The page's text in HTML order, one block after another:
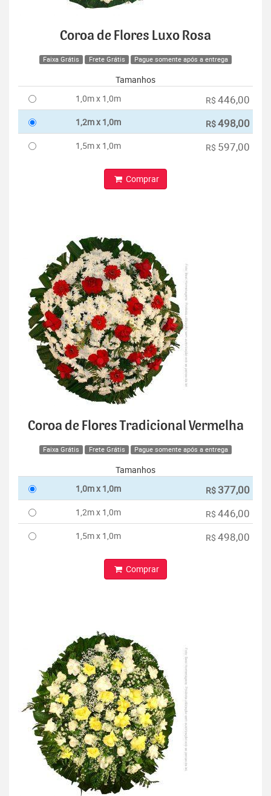
Coroa de Flores Luxo Rosa
Faixa Grátis Frete Grátis Pague somente após a entrega
Tamanhos
1,0m x 1,0m
R$ 446,00
1,2m x 1,0m R$498,00
1,5m x 1,0m R$ 597,00
Comprar
Coroa de Flores Tradicional Vermelha
Faixa Grátis Frete Grátis Pague somente após a entrega
Tamanhos
1,0m x 1,0m
R$ 377,00
1,2m x 1,0m R$ 446,00
1,5m x 1,0m R$ 498,00
Comprar